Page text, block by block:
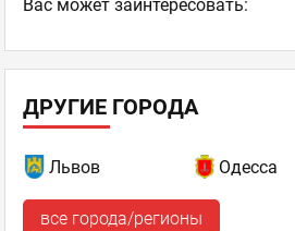
Ваc может заинтересовать:
ДРУГИЕ ГОРОДА
Львов Одесса
все города/регионы